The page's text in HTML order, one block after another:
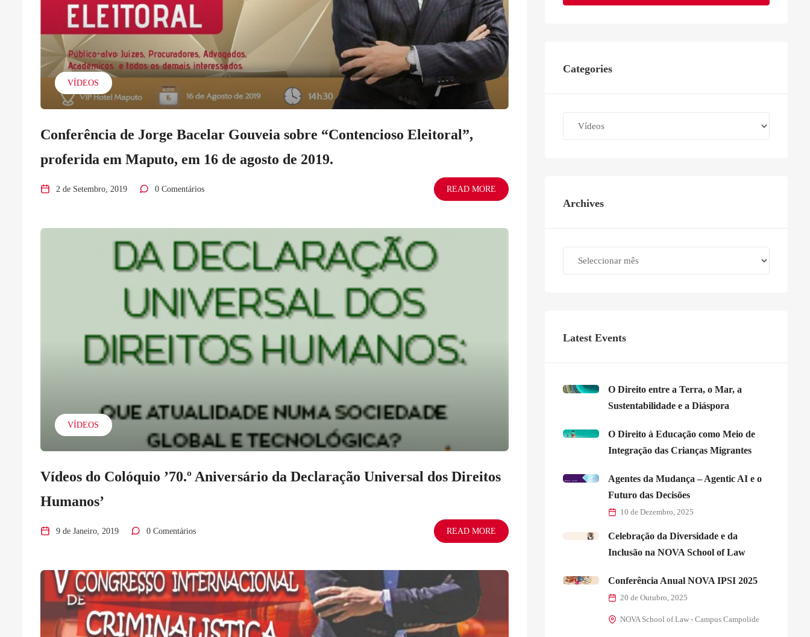
VÍDEOS
Conferência de Jorge Bacelar Gouveia sobre “Contencioso Eleitoral”,
proferida em Maputo, em 16 de agosto de 2019.
2 de Setembro, 2019 0 Comentários READ MORE
VÍDEOS
Vídeos do Colóquio ’70.º Aniversário da Declaração Universal dos Direitos
Humanos’
9 de Janeiro, 2019 0 Comentários READ MORE
Categories
Archives
Latest Events
O Direito entre a Terra, o Mar, a
Sustentabilidade e a Diáspora
O Direito à Educação como Meio de
Integração das Crianças Migrantes
Agentes da Mudança – Agentic AI e o
Futuro das Decisões
10 de Dezembro, 2025
Celebração da Diversidade e da
Inclusão na NOVA School of Law
Conferência Anual NOVA IPSI 2025
20 de Outubro, 2025
NOVA School of Law - Campus Campolide